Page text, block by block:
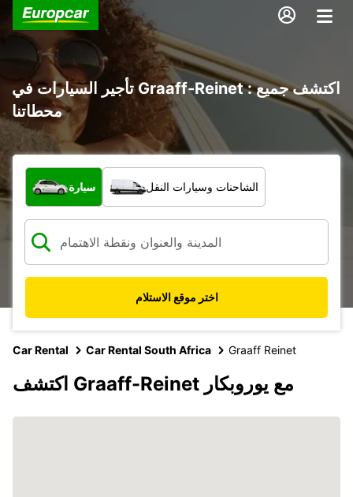
تأجير السيارات في Graaff-Reinet : اكتشف جميع
محطاتنا
ما نوع المركبة؟
سيارة الشاحنات وسيارات النقل
اختر موقع الاستلام
Car Rental Car Rental South Africa Graaff Reinet
اكتشف Graaff-Reinet مع يوروبكار